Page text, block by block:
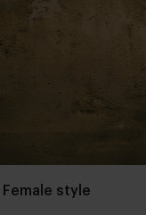
Female style